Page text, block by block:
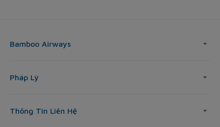
Bamboo Airways
Pháp Lý
Thông Tin Liên Hệ